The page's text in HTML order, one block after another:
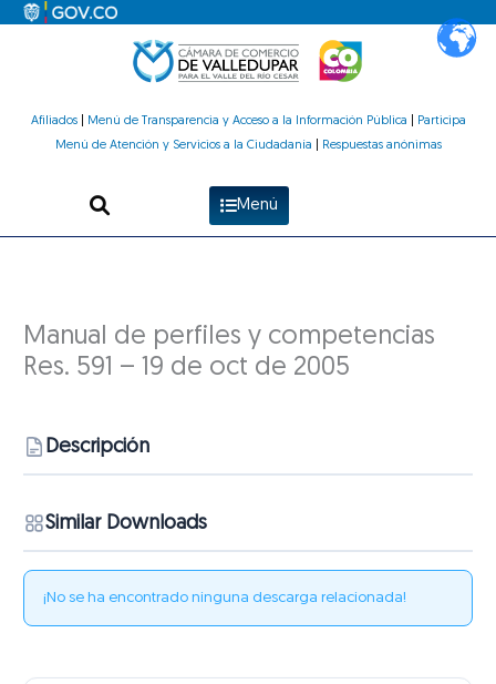
Afiliados| Menú de Transparencia y Acceso a la Información Pública
Participa
Menú de Atención y Servicios a la Ciudadanía
Respuestas anónimas
Menú
Manual de perfiles y competencias
Res. 591 – 19 de oct de 2005
Descripción
Similar Downloads
¡No se ha encontrado ninguna descarga relacionada!